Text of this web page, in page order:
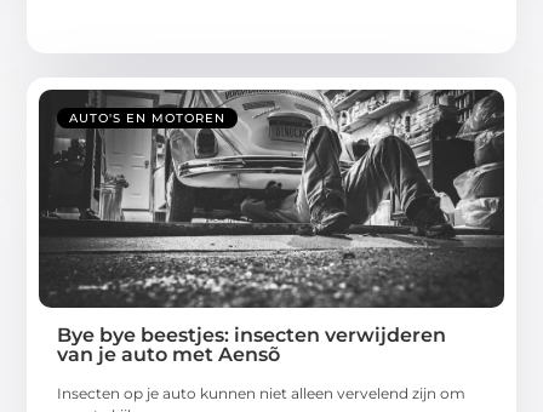
AUTO'S EN MOTOREN
Bye bye beestjes: insecten verwijderen
van je auto met Aensõ
Insecten op je auto kunnen niet alleen vervelend zijn om